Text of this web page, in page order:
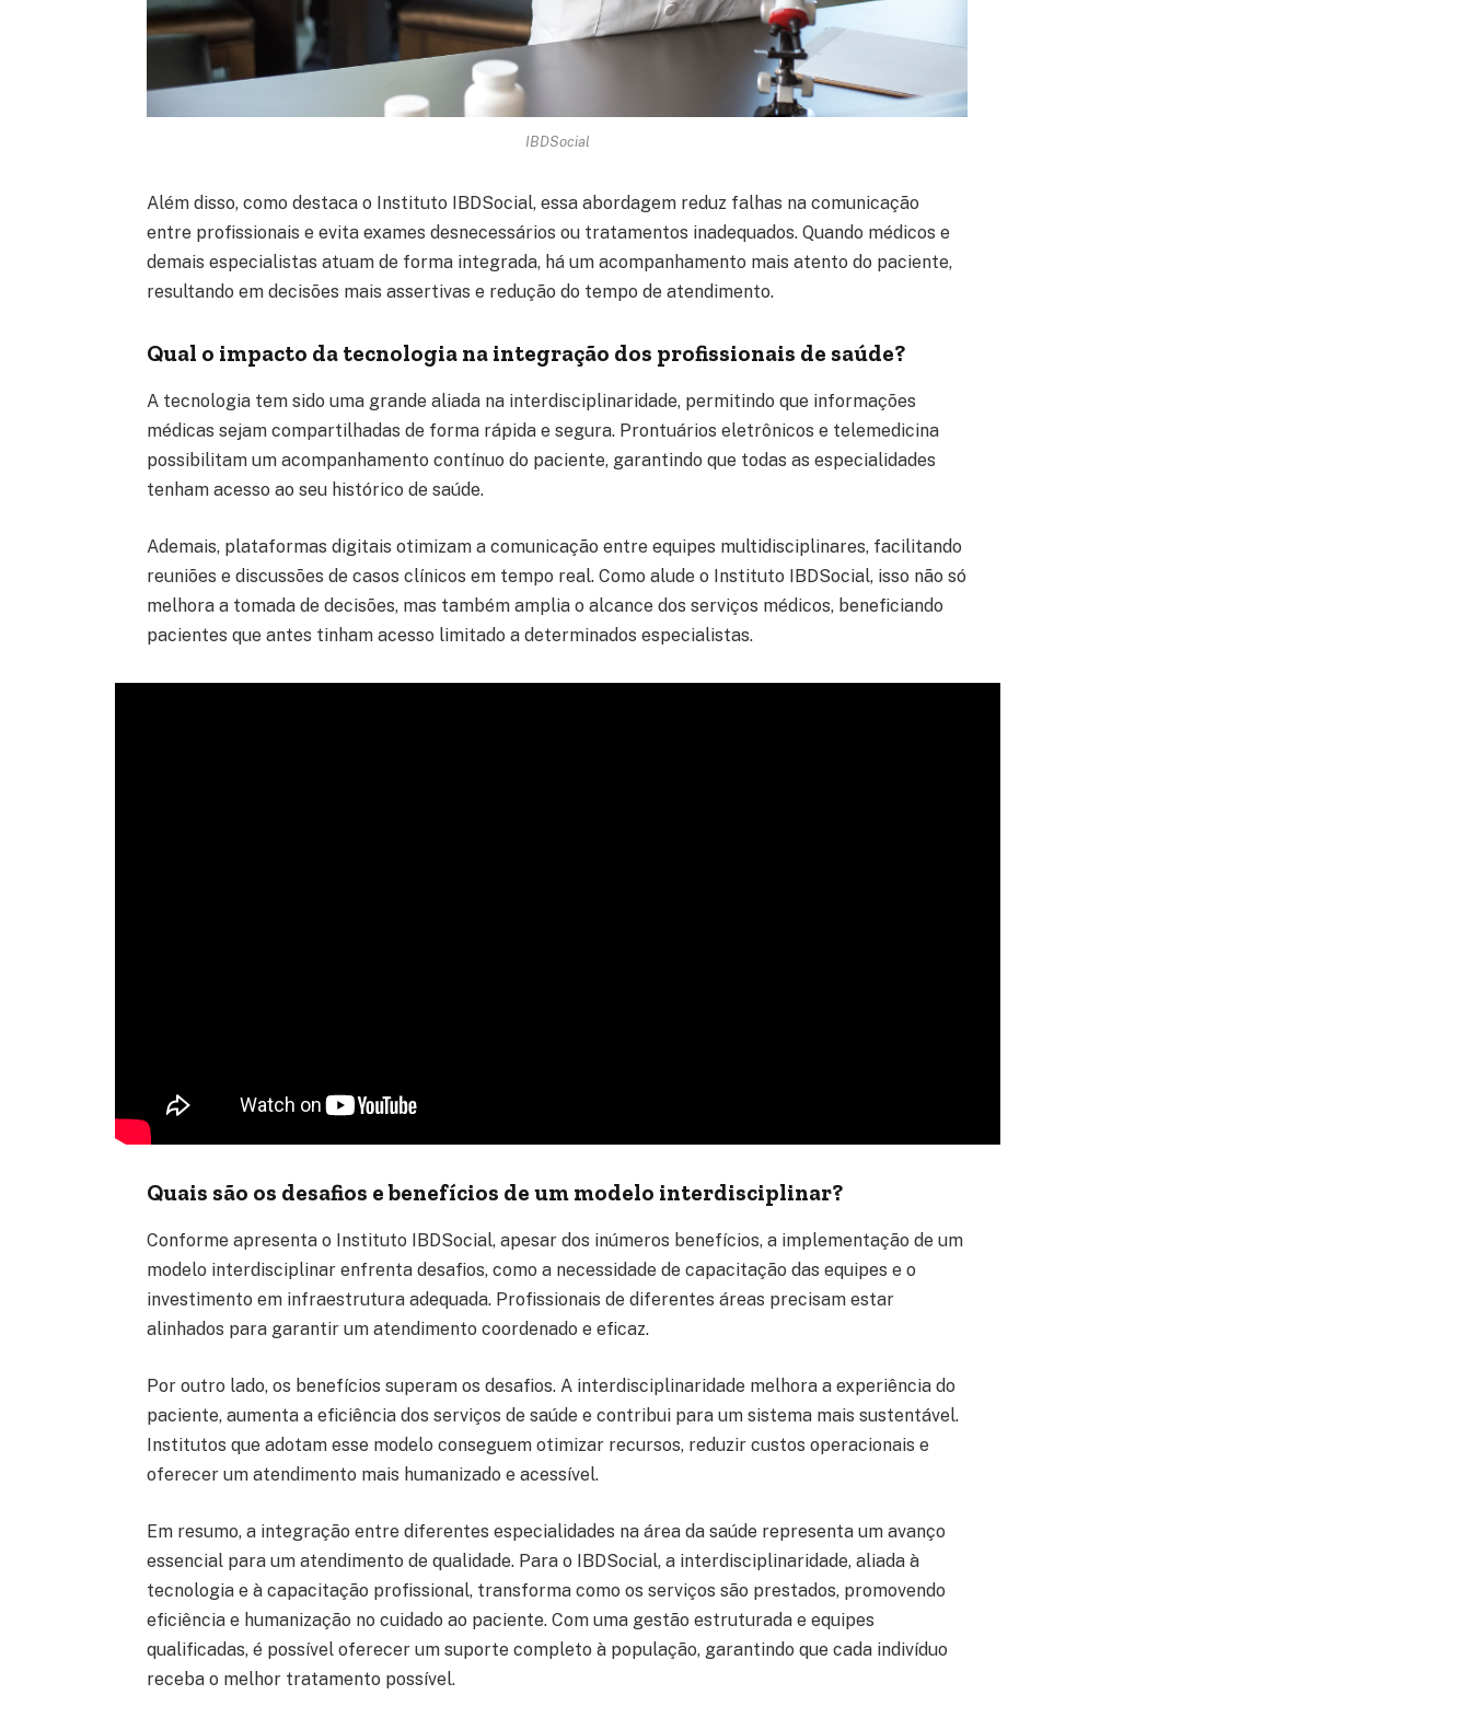
IBDSocial
Além disso, como destaca o Instituto IBDSocial, essa abordagem reduz falhas na comunicação
entre profissionais e evita exames desnecessários ou tratamentos inadequados. Quando médicos e
demais especialistas atuam de forma integrada, há um acompanhamento mais atento do paciente,
resultando em decisões mais assertivas e redução do tempo de atendimento.
Qual o impacto da tecnologia na integração dos profissionais de saúde?
A tecnologia tem sido uma grande aliada na interdisciplinaridade, permitindo que informações
médicas sejam compartilhadas de forma rápida e segura. Prontuários eletrônicos e telemedicina
possibilitam um acompanhamento contínuo do paciente, garantindo que todas as especialidades
tenham acesso ao seu histórico de saúde.
Ademais, plataformas digitais otimizam a comunicação entre equipes multidisciplinares, facilitando
reuniões e discussões de casos clínicos em tempo real. Como alude o Instituto IBDSocial, isso não só
melhora a tomada de decisões, mas também amplia o alcance dos serviços médicos, beneficiando
pacientes que antes tinham acesso limitado a determinados especialistas.
Quais são os desafios e benefícios de um modelo interdisciplinar?
Conforme apresenta o Instituto IBDSocial, apesar dos inúmeros benefícios, a implementação de um
modelo interdisciplinar enfrenta desafios, como a necessidade de capacitação das equipes e o
investimento em infraestrutura adequada. Profissionais de diferentes áreas precisam estar
alinhados para garantir um atendimento coordenado e eficaz.
Por outro lado, os benefícios superam os desafios. A interdisciplinaridade melhora a experiência do
paciente, aumenta a eficiência dos serviços de saúde e contribui para um sistema mais sustentável.
Institutos que adotam esse modelo conseguem otimizar recursos, reduzir custos operacionais e
oferecer um atendimento mais humanizado e acessível.
Em resumo, a integração entre diferentes especialidades na área da saúde representa um avanço
essencial para um atendimento de qualidade. Para o IBDSocial, a interdisciplinaridade, aliada à
tecnologia e à capacitação profissional, transforma como os serviços são prestados, promovendo
eficiência e humanização no cuidado ao paciente. Com uma gestão estruturada e equipes
qualificadas, é possível oferecer um suporte completo à população, garantindo que cada indivíduo
receba o melhor tratamento possível.